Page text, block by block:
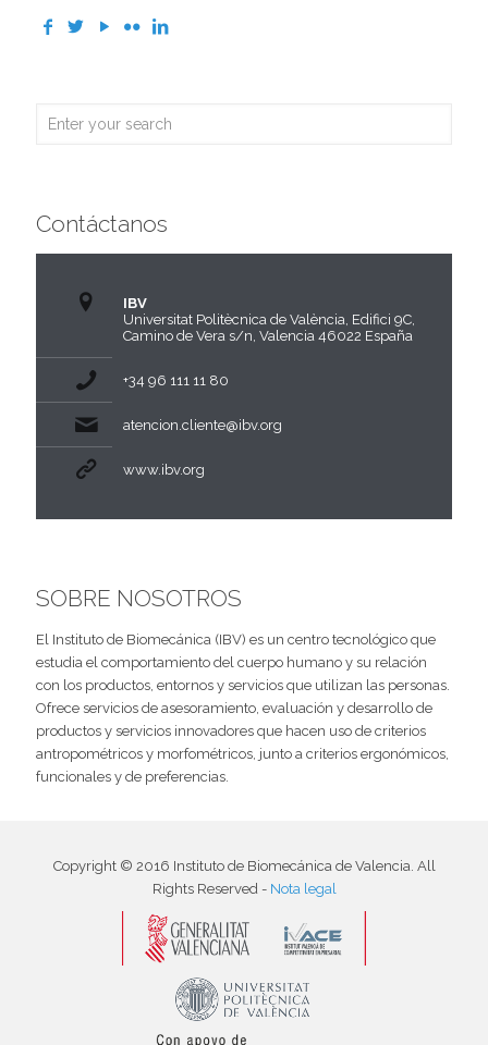
Contáctanos
IBV
Universitat Politècnica de València, Edifici 9C,
Camino de Vera s/n, Valencia 46022 España
+34 96 111 11 80
atencion.cliente@ibv.org
www.ibv.org
SOBRE NOSOTROS
El Instituto de Biomecánica (IBV) es un centro tecnológico que
estudia el comportamiento del cuerpo humano y su relación
con los productos, entornos y servicios que utilizan las personas.
Ofrece servicios de asesoramiento, evaluación y desarrollo de
productos y servicios innovadores que hacen uso de criterios
antropométricos y morfométricos, junto a criterios ergonómicos,
funcionales y de preferencias.
Copyright © 2016 Instituto de Biomecánica de Valencia. All
Rights Reserved - Nota legal